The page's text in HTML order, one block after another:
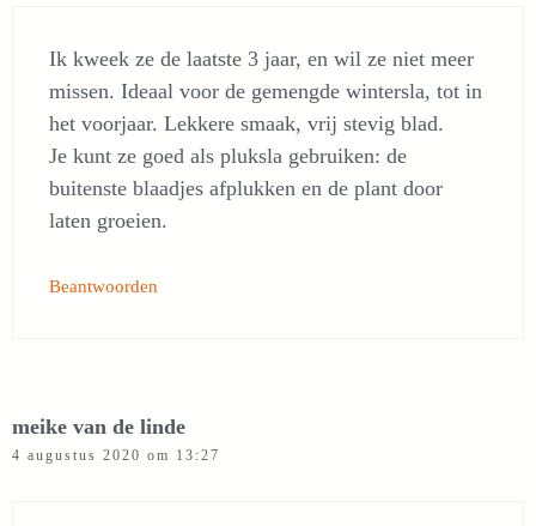
Ik kweek ze de laatste 3 jaar, en wil ze niet meer
missen. Ideaal voor de gemengde wintersla, tot in
het voorjaar. Lekkere smaak, vrij stevig blad.
Je kunt ze goed als pluksla gebruiken: de
buitenste blaadjes afplukken en de plant door
laten groeien.
Beantwoorden
meike van de linde
4 augustus 2020 om 13:27